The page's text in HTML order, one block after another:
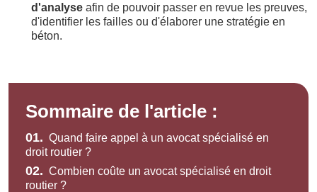
d'analyse afin de pouvoir passer en revue les preuves,
d'identifier les failles ou d'élaborer une stratégie en
béton.
Sommaire de l'article :
01. Quand faire appel à un avocat spécialisé en
droit routier ?
02. Combien coûte un avocat spécialisé en droit
routier ?